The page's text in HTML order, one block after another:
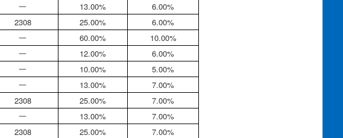
一 13.00%
6.00%
2308
25.00%
6.00%
一 60.00%
10.00%
一 12.00%
6.00%
一 10.00% 5.00%
一 13.00%
7.00%
2308
25.00% 7.00%
一 13.00%
7.00%
2308
25.00%
7.00%